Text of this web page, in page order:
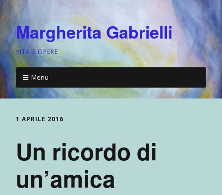
Margherita Gabrielli
VITA E OPERE
Menu
1 APRILE 2016
Un ricordo di
un’amica